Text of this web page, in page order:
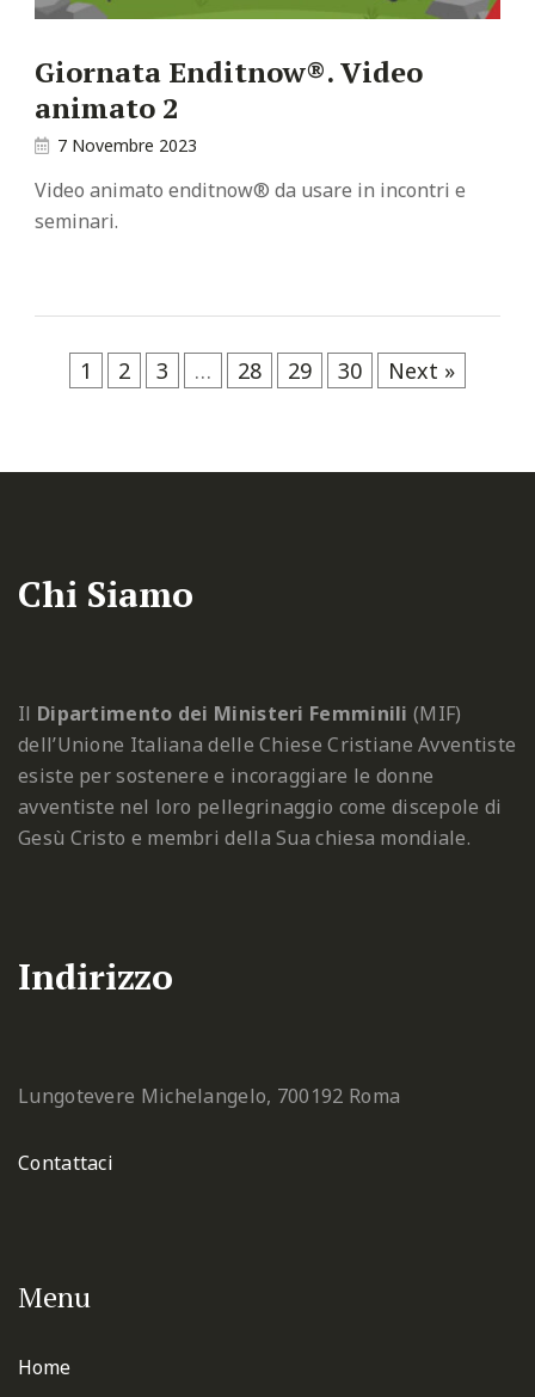
Giornata Enditnow®. Video
animato 2
7 Novembre 2023
Video animato enditnow® da usare in incontri e
seminari.
1 2 3 … 28 29 30 Next »
Chi Siamo
Il Dipartimento dei Ministeri Femminili (MIF)
dell’Unione Italiana delle Chiese Cristiane Avventiste
esiste per sostenere e incoraggiare le donne
avventiste nel loro pellegrinaggio come discepole di
Gesù Cristo e membri della Sua chiesa mondiale.
Indirizzo
Lungotevere Michelangelo, 700192 Roma
Contattaci
Menu
Home